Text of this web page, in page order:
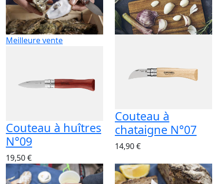
Meilleure vente
Couteau à huîtres
N°09
19,50 €
Couteau à
chataigne N°07
14,90 €